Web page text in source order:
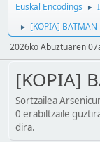
Euskal Encodings ►
► [KOPIA] BATMAN
2026ko Abuztuaren
[KOPIA]
Sortzailea
0 erabiltzaile
dira.